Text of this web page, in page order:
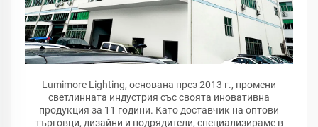
Lumimore Lighting, основана през 2013 г., промени
светлинната индустрия със своята иновативна
продукция за 11 години. Като доставчик на оптови
търговци, дизайни и подрядители, специализираме в